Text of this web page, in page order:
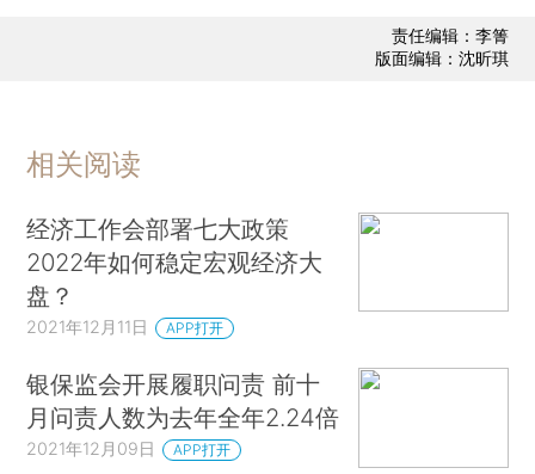
责任编辑：李箐
版面编辑：沈昕琪
相关阅读
经济工作会部署七大政策
2022年如何稳定宏观经济大
盘？
2021年12月11日 APP打开
银保监会开展履职问责 前十
月问责人数为去年全年2.24倍
2021年12月09日 APP打开